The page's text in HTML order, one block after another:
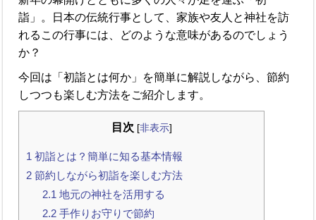
詣」。日本の伝統行事として、家族や友人と神社を訪
れるこの行事には、どのような意味があるのでしょう
か？
今回は「初詣とは何か」を簡単に解説しながら、節約
しつつも楽しむ方法をご紹介します。
目次 [非表示]
1 初詣とは？簡単に知る基本情報
2 節約しながら初詣を楽しむ方法
2.1 地元の神社を活用する
2.2 手作りお守りで節約